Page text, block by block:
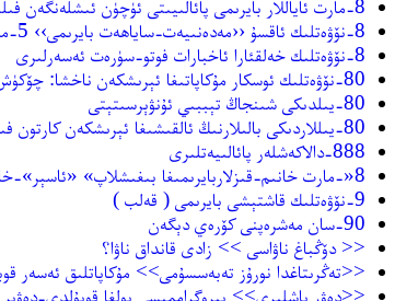
8-مارت ئاياللار بايرىمى پائالىيىتى ئۈچۈن ئىشلەنگەن فىلىم-فىلىم
8-نۆۋەتلىك ئاقسۇ ‹‹مەدەنىيەت-ساياھەت بايرىمى›› 5-ماي باشلىنىدۇ
8-نۆۋەتلىك خەلقئارا ئاخبارات فوتو-سۈرەت ئەسەرلىرى
80-نۆۋەتلىك ئوسكار مۇكاپاتىغا ئېرىشكەن ناخشا: چۆكۈش
80-يىلدىكى شىنجاڭ تېببىي ئۇنۋېرسىتېتى
80-يىللاردىكى بالىلارنىڭ ئالقىشىغا ئېرىشكەن كارتون فىلىملەر
888-دالاكەشلەر پائالىيەتلىرى
8«-مارت خانىم-قىزلاربايرىمىغا بىغىشلاپ» «ئاسېر»-خانىم قىزلار
9-نۆۋەتلىك قاشتېشى بايرىمى ( قەلب )
90-سان مەشرەپنى كۆرەي دېگەن
<< دۆڭباغ ناۋاسى >> زادى قانداق ناۋا؟
<<تەڭرىتاغدا نورۇز تەبەسسۇمى>> مۇكاپاتلىق ئەسەر
<<دەۋر ياشلىرى>> پىروگراممىسى يولغا قويۇلدى-